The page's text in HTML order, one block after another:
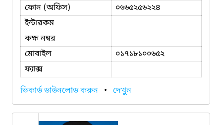
ফোন (অফিস)
০৬৬৫২৫৬২২৪
ইন্টারকম
কক্ষ নম্বর
মোবাইল
০১৭১৮১০০৬৫২
ফ্যাক্স
ভিকার্ড ডাউনলোড করুন • দেখুন